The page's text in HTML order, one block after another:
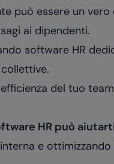
può essere un
ai dipendenti.
software HR
del tuo
HR può
e